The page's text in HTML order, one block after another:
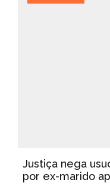
Justiça nega
por ex-marido